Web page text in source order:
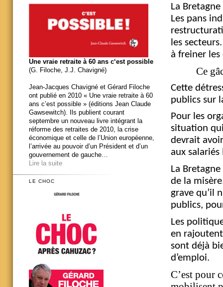
La
Les pans
les
à freiner les
Ce
Cette
publics sur
Pour les
situation
devrait
aux
La
de la
grave qu’il
publics,
Les
en
sont déjà
d’emploi.
C’est pour
Une vraie retraite à 60 ans c‘est possible
(G. Filoche, J.J. Chavigné)
Jean-Jacques Chavigné et Gérard Filoche
ont publié en 2010 « Une vraie retraite à 60
ans c’est possible » (éditions Jean Claude
Gawsewitch). Ils publient courant
septembre un nouveau livre intégrant la
réforme des retraites de 2010, la crise
économique et celle de l’Union européenne,
l’arrivée au pouvoir d’un Président et d’un
gouvernement de gauche…
Lire la suite
LE CHOC